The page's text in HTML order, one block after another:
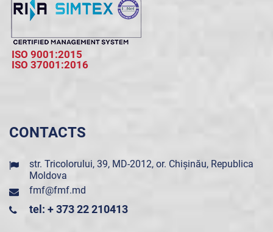
ISO 9001:2015
ISO 37001:2016
CONTACTS
str. Tricolorului, 39, MD-2012, or. Chișinău, Republica
Moldova
fmf@fmf.md
tel: + 373 22 210413